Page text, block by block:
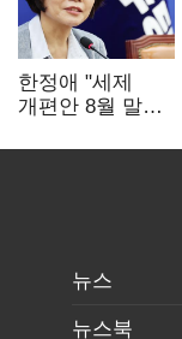
한정애 "세제
개편안 8월 말
공급도 논의"
뉴스
뉴스북